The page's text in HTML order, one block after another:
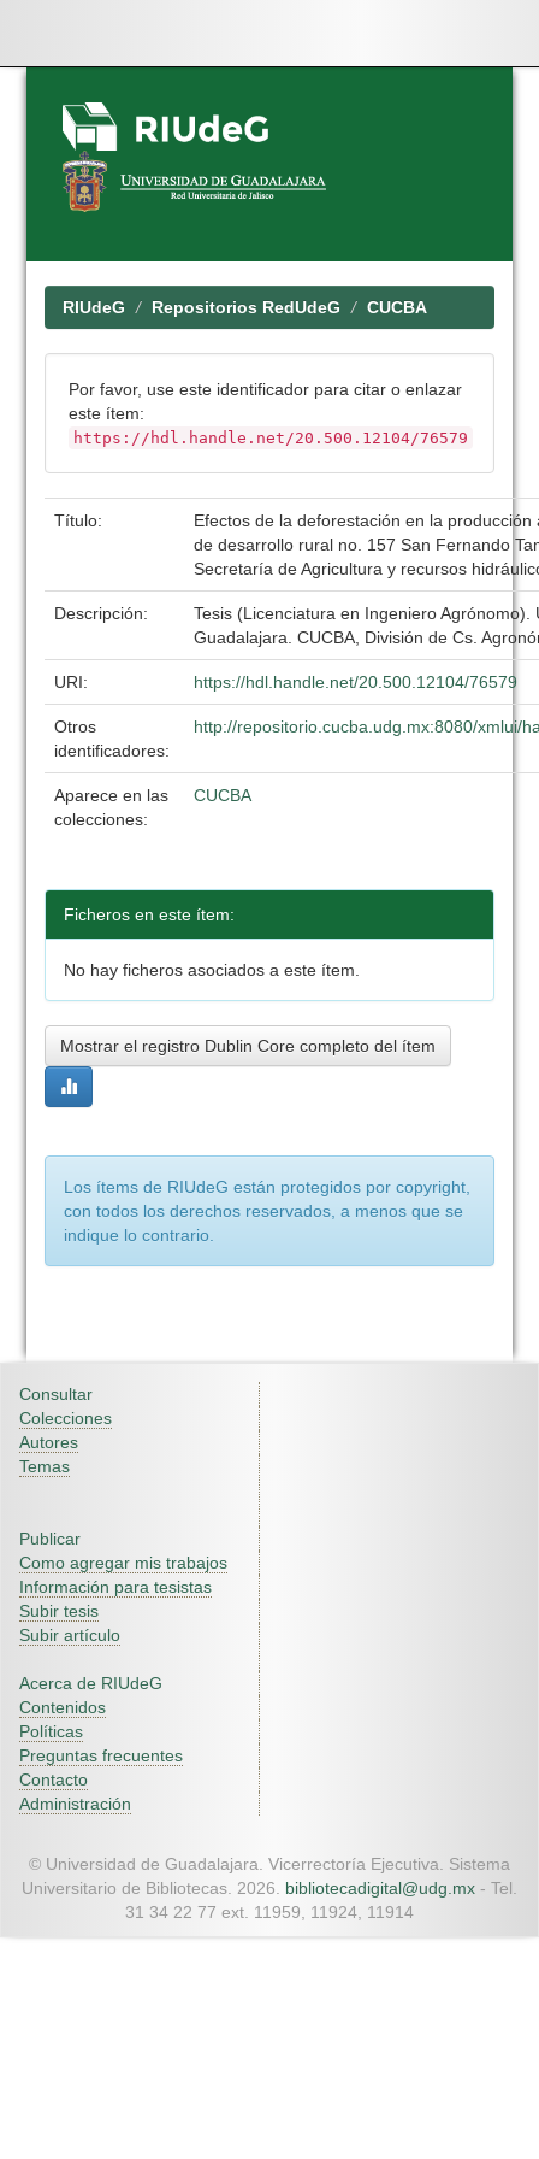
Skip
navigation
RIUdeG Repositorios RedUdeG CUCBA
Por favor, use este identificador para citar o enlazar
este ítem:
https://hdl.handle.net/20.500.12104/76579
Título:
Efectos de la deforestación en la
de desarrollo rural no. 157 San Fernando
Secretaría de Agricultura y recursos
Descripción:
Tesis (Licenciatura en Ingeniero Agrónomo).
Guadalajara. CUCBA, División de Cs.
URI: https://hdl.handle.net/20.500.12104/76579
Otros
identificadores:
http://repositorio.cucba.udg.mx:8080/xmlui/
Aparece en las
colecciones:
CUCBA
Ficheros en este ítem:
No hay ficheros asociados a este ítem.
Mostrar el registro Dublin Core completo del ítem
Los ítems de RIUdeG están protegidos por copyright,
con todos los derechos reservados, a menos que se
indique lo contrario.
Consultar
Colecciones
Autores
Temas
Publicar
Como agregar mis trabajos
Información para tesistas
Subir tesis
Subir artículo
Acerca de RIUdeG
Contenidos
Políticas
Preguntas frecuentes
Contacto
Administración
© Universidad de Guadalajara. Vicerrectoría Ejecutiva. Sistema
Universitario de Bibliotecas. 2026. bibliotecadigital@udg.mx - Tel.
31 34 22 77 ext. 11959, 11924, 11914